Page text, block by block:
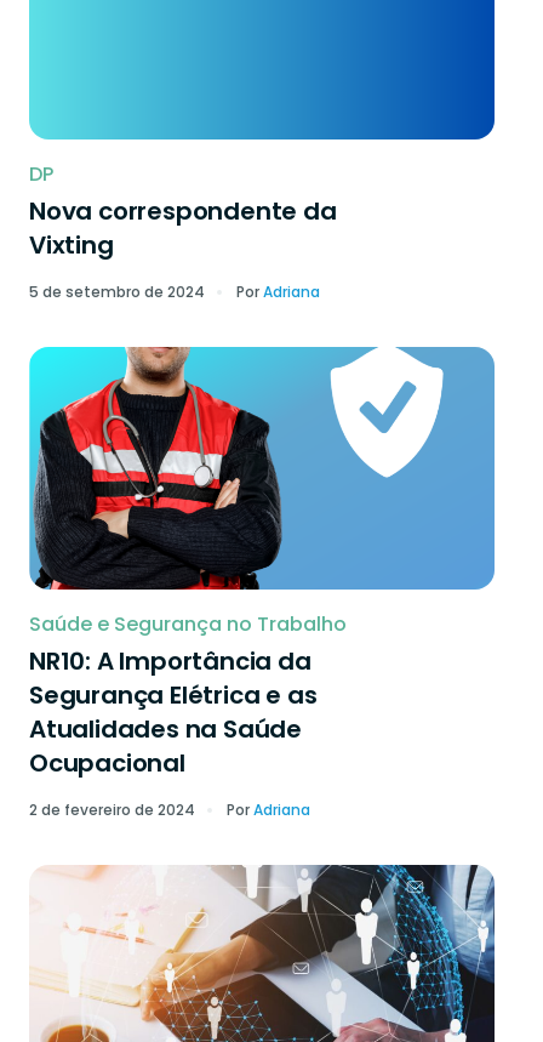
DP
Nova correspondente da
Vixting
5 de setembro de 2024 PorAdriana
Saúde e Segurança no Trabalho
NR10: A Importância da
Segurança Elétrica e as
Atualidades na Saúde
Ocupacional
2 de fevereiro de 2024 PorAdriana